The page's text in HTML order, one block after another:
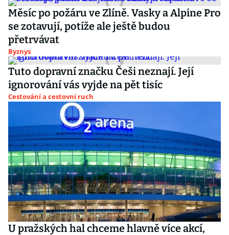
Měsíc po požáru ve Zlíně. Vasky a Alpine Pro
se zotavují, potíže ale ještě budou
přetrvávat
Byznys
Tuto dopravní značku Češi neznají. Její
ignorování vás vyjde na pět tisíc
Cestování a cestovní ruch
U pražských hal chceme hlavně více akcí,